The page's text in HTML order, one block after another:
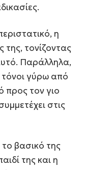
η
τονίζοντας
Παράλληλα,
γύρω από
προς τον γιο
στις
βασικό της
της και η